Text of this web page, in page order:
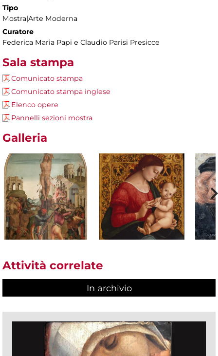
Tipo
Mostra|Arte Moderna
Curatore
Federica Maria Papi e Claudio Parisi Presicce
Sala stampa
Comunicato stampa
Comunicato stampa inglese
Elenco opere
Pannelli sezioni mostra
Galleria
Attività correlate
In archivio